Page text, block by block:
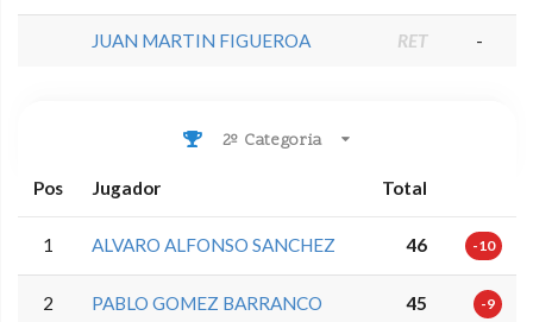
JUAN MARTIN FIGUEROA RET -
2º Categoria
Pos Jugador Total
1 ALVARO ALFONSO SANCHEZ 46 -10
2 PABLO GOMEZ BARRANCO 45 -9